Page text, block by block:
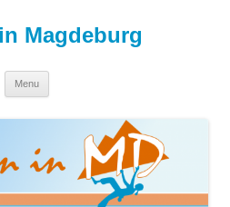
Magdeburg
Menu